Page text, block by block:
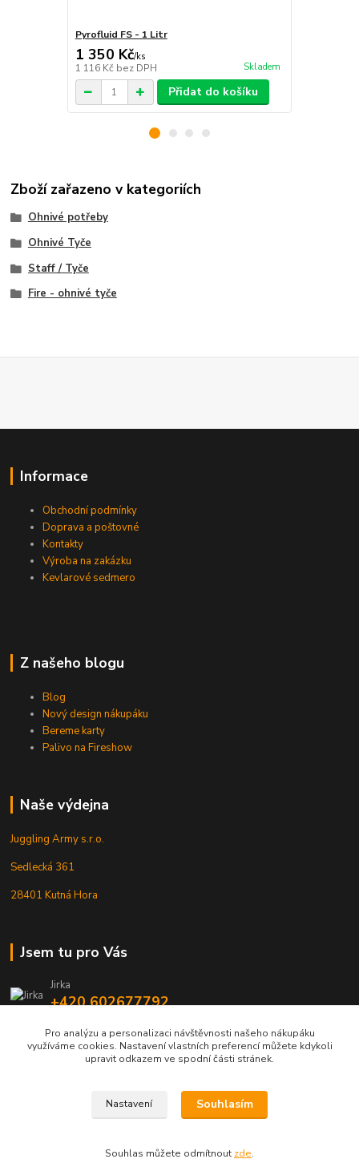
Pyrofluid FS - 1 Litr
1 350 Kč/ks
1 116 Kč bez DPH Skladem
Přidat do košíku
Zboží zařazeno v kategoriích
Ohnivé potřeby
Ohnivé Tyče
Staff / Tyče
Fire - ohnivé tyče
Informace
Obchodní podmínky
Doprava a poštovné
Kontakty
Výroba na zakázku
Kevlarové sedmero
Z našeho blogu
Blog
Nový design nákupáku
Bereme karty
Palivo na Fireshow
Naše výdejna
Juggling Army s.r.o.
Sedlecká 361
28401 Kutná Hora
Jsem tu pro Vás
Jirka
+420 602677792
info@jarmy.cz
Kopyrájt - Jarmy.cz
Pro analýzu a personalizaci návštěvnosti našeho nákupáku
využíváme cookies. Nastavení vlastních preferencí můžete kdykoli
upravit odkazem ve spodní části stránek.
Nastavení Souhlasím
Souhlas můžete odmítnout zde.